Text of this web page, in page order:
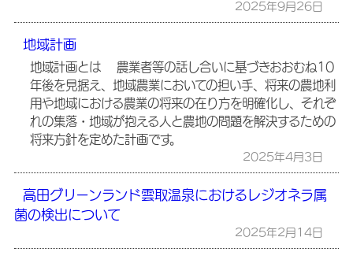
2025年9月26日
地域計画
地域計画とは 農業者等の話し合いに基づきおおむね10
年後を見据え、地域農業においての担い手、将来の農地利
用や地域における農業の将来の在り方を明確化し、それぞ
れの集落・地域が抱える人と農地の問題を解決するための
将来方針を定めた計画です。
2025年4月3日
高田グリーンランド雲取温泉におけるレジオネラ属
菌の検出について
2025年2月14日